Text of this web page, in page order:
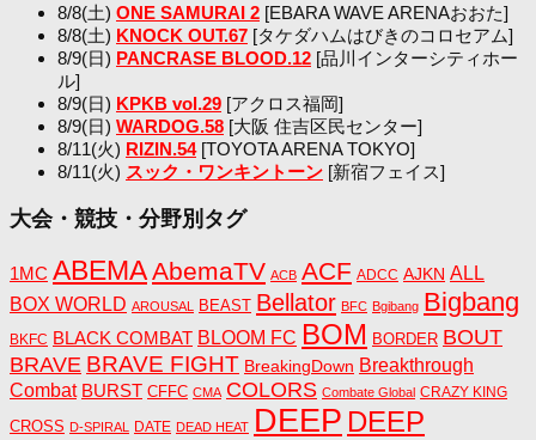
8/8(土) ONE SAMURAI 2 [EBARA WAVE ARENAおおた]
8/8(土) KNOCK OUT.67 [タケダハムはびきのコロセアム]
8/9(日) PANCRASE BLOOD.12 [品川インターシティホー
ル]
8/9(日) KPKB vol.29 [アクロス福岡]
8/9(日) WARDOG.58 [大阪 住吉区民センター]
8/11(火) RIZIN.54[TOYOTA ARENA TOKYO]
8/11(火) スック・ワンキントーン [新宿フェイス]
大会・競技・分野別タグ
1MC ABEMAAbemaTV ACB ACF ADCC AJKN ALL
BOX WORLD AROUSAL BEAST Bellator BFC Bgibang Bigbang
BKFC BLACK COMBAT BLOOM FC BOM BORDER BOUT
BRAVE BRAVE FIGHT BreakingDown Breakthrough
Combat BURST CFFC CMA COLORS Combate Global CRAZY KING
CROSS D-SPIRAL DATE DEAD HEAT DEEP DEEP